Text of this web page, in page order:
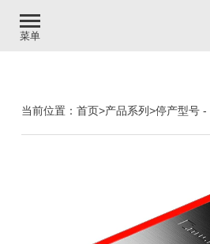
菜单
当前位置： 首页>产品系列>停产型号-